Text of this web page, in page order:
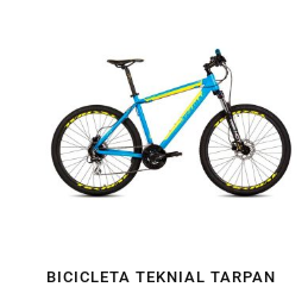
BICICLETA TEKNIAL TARPAN